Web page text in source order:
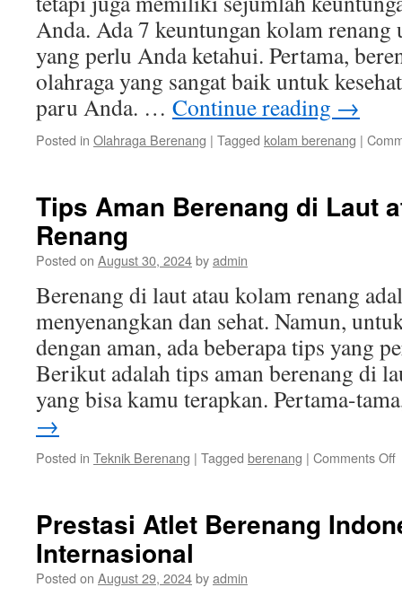
Anda. Ada 7 keuntungan kolam renang
yang perlu Anda ketahui. Pertama,
olahraga yang sangat baik untuk
paru Anda. … Continue reading →
Posted in Olahraga Berenang | Tagged kolam berenang |
Tips Aman Berenang di Laut
Renang
Posted on August 30, 2024byadmin
Berenang di laut atau kolam renang
menyenangkan dan sehat. Namun,
dengan aman, ada beberapa tips yang
Berikut adalah tips aman berenang di
yang bisa kamu terapkan. Pertama-
→
Posted in Teknik Berenang | Tagged berenang | Comments Off
Prestasi Atlet Berenang
Internasional
Posted on August 29, 2024byadmin